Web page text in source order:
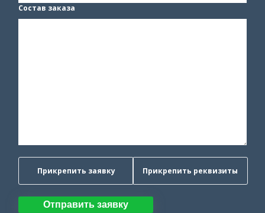
Состав заказа
Прикрепить заявку Прикрепить реквизиты
Отправить заявку